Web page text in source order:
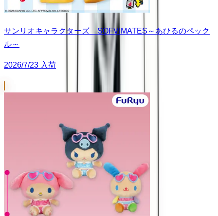
サンリオキャラクターズ SOFVIMATES～あひるのペック
ル～
2026/7/23 入荷